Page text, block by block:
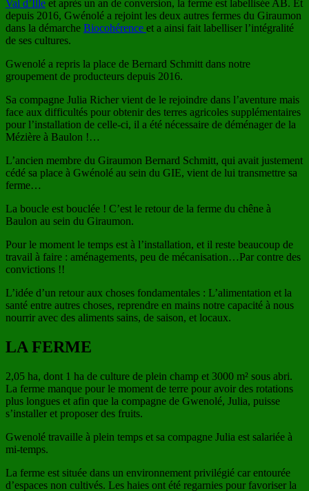
Val d’Ille et après un an de conversion, la ferme est labellisée AB. Et
depuis 2016, Gwénolé a rejoint les deux autres fermes du Giraumon
dans la démarche Biocohérence et a ainsi fait labelliser l’intégralité
de ses cultures.
Gwenolé a repris la place de Bernard Schmitt dans notre
groupement de producteurs depuis 2016.
Sa compagne Julia Richer vient de le rejoindre dans l’aventure mais
face aux difficultés pour obtenir des terres agricoles supplémentaires
pour l’installation de celle-ci, il a été nécessaire de déménager de la
Mézière à Baulon !…
L’ancien membre du Giraumon Bernard Schmitt, qui avait justement
cédé sa place à Gwénolé au sein du GIE, vient de lui transmettre sa
ferme…
La boucle est bouclée ! C’est le retour de la ferme du chêne à
Baulon au sein du Giraumon.
Pour le moment le temps est à l’installation, et il reste beaucoup de
travail à faire : aménagements, peu de mécanisation…Par contre des
convictions !!
L’idée d’un retour aux choses fondamentales : L’alimentation et la
santé entre autres choses, reprendre en mains notre capacité à nous
nourrir avec des aliments sains, de saison, et locaux.
LA FERME
2,05 ha, dont 1 ha de culture de plein champ et 3000 m² sous abri.
La ferme manque pour le moment de terre pour avoir des rotations
plus longues et afin que la compagne de Gwenolé, Julia, puisse
s’installer et proposer des fruits.
Gwenolé travaille à plein temps et sa compagne Julia est salariée à
mi-temps.
La ferme est située dans un environnement privilégié car entourée
d’espaces non cultivés. Les haies ont été regarnies pour favoriser la